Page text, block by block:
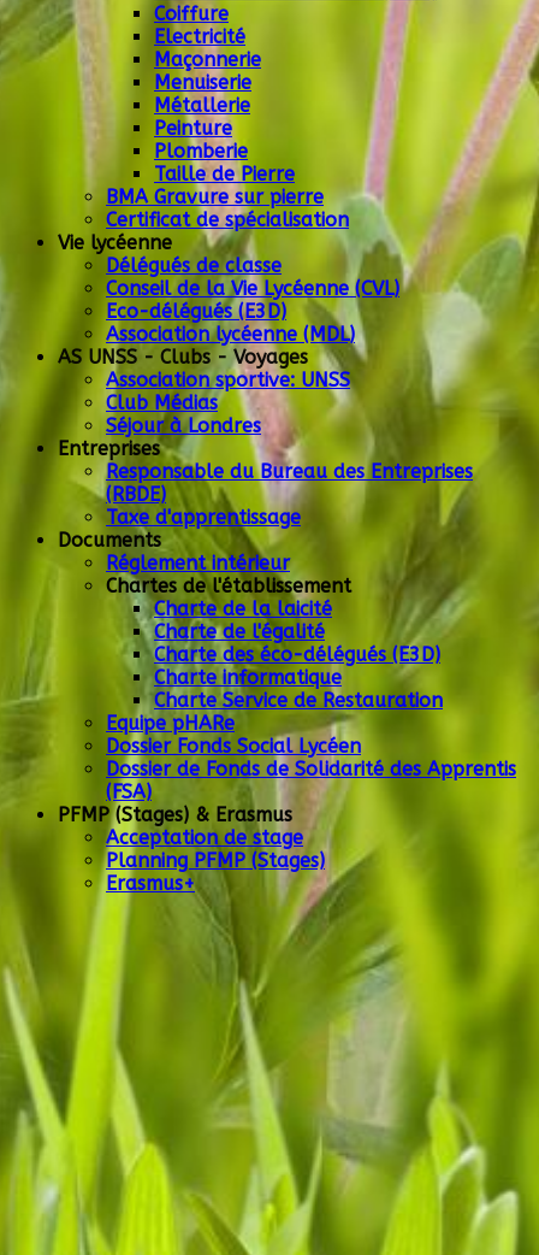
Coiffure
Electricité
Maçonnerie
Menuiserie
Métallerie
Peinture
Plomberie
Taille de Pierre
BMA Gravure sur pierre
Certificat de spécialisation
Vie lycéenne
Délégués de classe
Conseil de la Vie Lycéenne (CVL)
Eco-délégués (E3D)
Association lycéenne (MDL)
AS UNSS - Clubs - Voyages
Association sportive: UNSS
Club Médias
Séjour à Londres
Entreprises
Responsable du Bureau des Entreprises
(RBDE)
Taxe d'apprentissage
Documents
Réglement intérieur
Chartes de l'établissement
Charte de la laicité
Charte de l'égalité
Charte des éco-délégués (E3D)
Charte informatique
Charte Service de Restauration
Equipe pHARe
Dossier Fonds Social Lycéen
Dossier de Fonds de Solidarité des Apprentis
(FSA)
PFMP (Stages) & Erasmus
Acceptation de stage
Planning PFMP (Stages)
Erasmus+